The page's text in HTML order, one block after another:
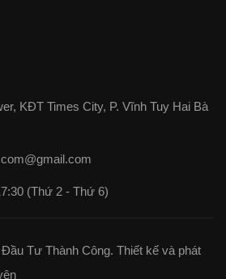
KĐT Times City, P. Vĩnh Tuy Hai Bà
(Thứ 2 - Thứ 6)
Tư Thành Công. Thiết kế và phát